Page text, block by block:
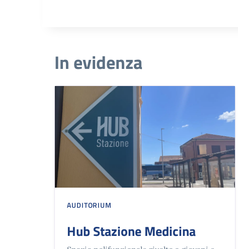
In evidenza
AUDITORIUM
Hub Stazione Medicina